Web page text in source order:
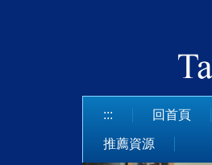
::: 回首頁
推薦資源